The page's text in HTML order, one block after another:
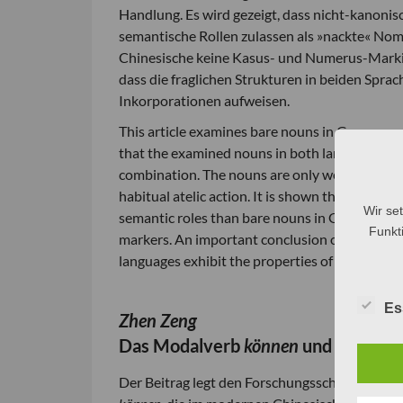
Handlung. Es wird gezeigt, dass nicht-
semantische Rollen zulassen als »nackte«
Chinesische keine Kasus- und Numerus-
dass die fraglichen Strukturen in beiden
Inkorporationen aufweisen.
This article examines bare nouns in German
that the examined nouns in both languages
combination. The nouns are only weakly
habitual atelic action. It is shown that non-
semantic roles than bare nouns in German,
markers. An important conclusion of our
languages exhibit the properties of pseudo-
Zhen Zeng
Das Modalverbkönnen und seine
Der Beitrag legt den
Wir